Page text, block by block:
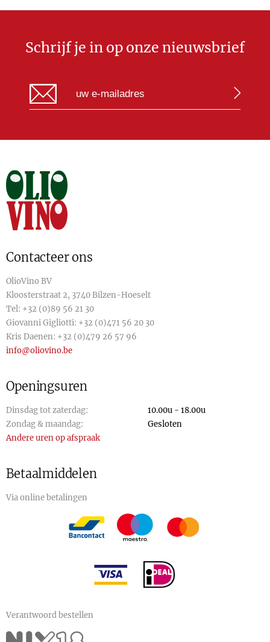
Schrijf je in op onze nieuwsbrief
Contacteer ons
OlioVino BV
Kloosterstraat 2, 3740 Bilzen-Hoeselt
Tel: +32 (0)89 56 21 30
Giovanni Gigliotti: +32 (0)471 56 20 30
Kris Daenen: +32 (0)479 26 57 96
info@oliovino.be
Openingsuren
Dinsdag tot zaterdag:
10.00u - 18.00u
Zondag & maandag:
Gesloten
Andere uren op afspraak
Betaalmiddelen
Via online betalingen
Verantwoord bestellen